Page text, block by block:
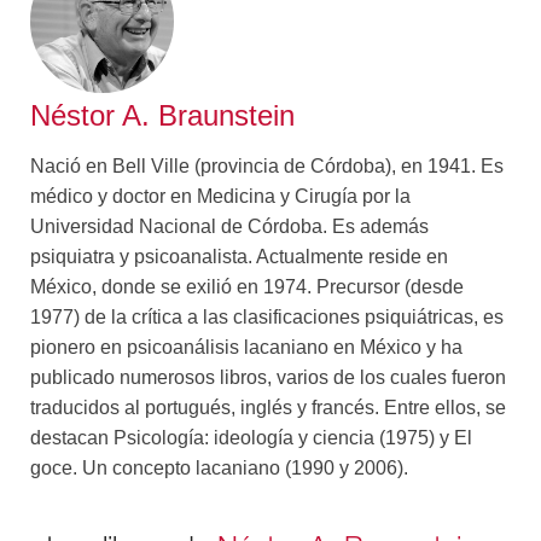
aspecto “científico”, es una maniobra que forma parte de
un proyecto de medicalización de la sociedad, de
psiquiatrización de la vida, de atribución de un mercado
del sufrimiento a una profesión que intenta manejar el
compañías farmacéuticas y con marbetes diagnósticos
que descalifican a quienes los reciben, pero que
administradores.
La empresa clasificatoria es la llave maestra para
(uni)formar a los psiquiatras y estimular en ellos el
sueño de explicar las dificultades de los sujetos como
efectos de factores “biológicos”: los genéticos o las
perturbaciones funcionales del cerebro… como si se
pudiese comprender una polonesa de Chopin
estudiando el ADN del músico o las manos de
Néstor A. Braunstein
Nació en Bell Ville (provincia de Córdoba), en 1941. Es
médico y doctor en Medicina y Cirugía por la
Universidad Nacional de Córdoba. Es además
psiquiatra y psicoanalista. Actualmente reside en
México, donde se exilió en 1974. Precursor (desde
1977) de la crítica a las clasificaciones psiquiátricas, es
pionero en psicoanálisis lacaniano en México y ha
publicado numerosos libros, varios de los cuales fueron
traducidos al portugués, inglés y francés. Entre ellos, se
destacan Psicología: ideología y ciencia (1975) y El
goce. Un concepto lacaniano (1990 y 2006).